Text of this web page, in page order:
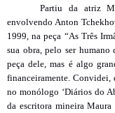
Partiu da atriz
envolvendo Anton
1999, na peça “As Três
sua obra, pelo ser humano
peça dele, mas é algo
financeiramente. Convidei,
no monólogo ‘Diários do
da escritora mineira Maura